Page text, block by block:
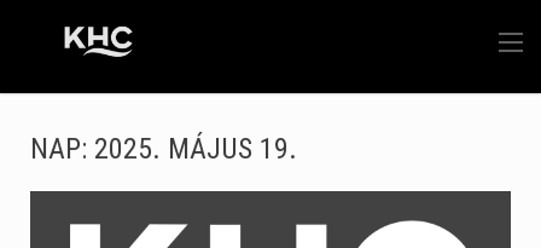
NAP: 2025. MÁJUS 19.